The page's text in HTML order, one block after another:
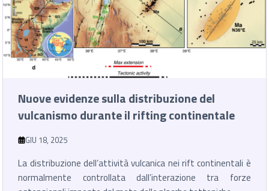
Nuove evidenze sulla distribuzione del
vulcanismo durante il rifting continentale
GIU 18, 2025
La distribuzione dell’attività vulcanica nei rift continentali è
normalmente controllata dall’interazione tra forze